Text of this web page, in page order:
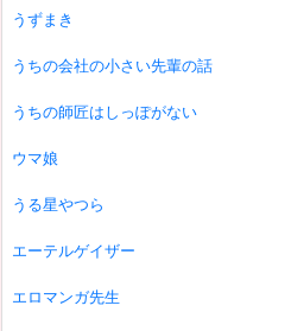
うずまき
うちの会社の小さい先輩の話
うちの師匠はしっぽがない
ウマ娘
うる星やつら
エーテルゲイザー
エロマンガ先生